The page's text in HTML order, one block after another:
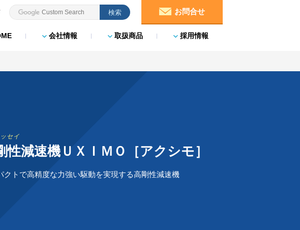
会社情報 取扱商品 採用情報
お問合せ
セイ
性減速機ＵＸＩＭＯ［アクシモ］
クトで高精度な力強い駆動を実現する高剛性減速機